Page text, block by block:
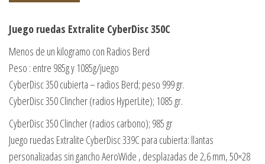
Juego ruedas Extralite CyberDisc 350C
Menos de un kilogramo con Radios Berd
Peso : entre 985g y 1085g/juego
CyberDisc 350 cubierta – radios Berd; peso 999 gr.
CyberDisc 350 Clincher (radios HyperLite); 1085 gr.
CyberDisc 350 Clincher (radios carbono); 985 gr
Juego ruedas Extralite CyberDisc 339C para cubierta: llantas
personalizadas sin gancho AeroWide , desplazadas de 2,6 mm, 50×28